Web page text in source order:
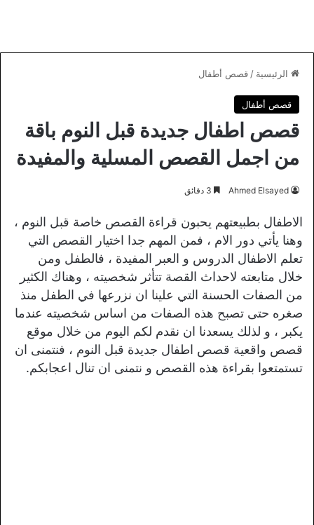
الرئيسية / قصص أطفال
قصص أطفال
قصص اطفال جديدة قبل النوم باقة
من اجمل القصص المسلية والمفيدة
Ahmed Elsayed
الاطفال بطبيعتهم يحبون قراءة القصص خاصة قبل النوم ،
وهنا يأتي دور الام ، فمن المهم جدا اختيار القصص التي
تعلم الاطفال الدروس و العبر المفيدة ، فالطفل ومن
خلال متابعته لاحداث القصة تتأثر شخصيته ، وهناك الكثير
من الصفات الحسنة التي علينا ان نزرعها في الطفل منذ
صغره حتى تصبح هذه الصفات من اساس شخصيته عندما
يكبر ، و لذلك يسعدنا ان نقدم لكم اليوم من خلال موقع
قصص واقعية قصص اطفال جديدة قبل النوم ، فنتمنى ان
تستمتعوا بقراءة هذه القصص و نتمنى ان تنال اعجابكم.